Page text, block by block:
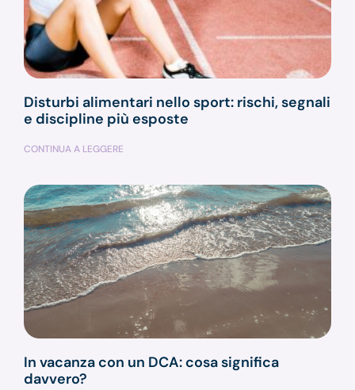
Disturbi alimentari nello sport: rischi, segnali
e discipline più esposte
CONTINUA A LEGGERE
In vacanza con un DCA: cosa significa
davvero?